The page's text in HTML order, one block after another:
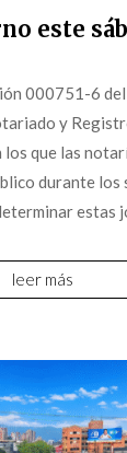
000751-6 del
y
que las
durante los
estas
leer más